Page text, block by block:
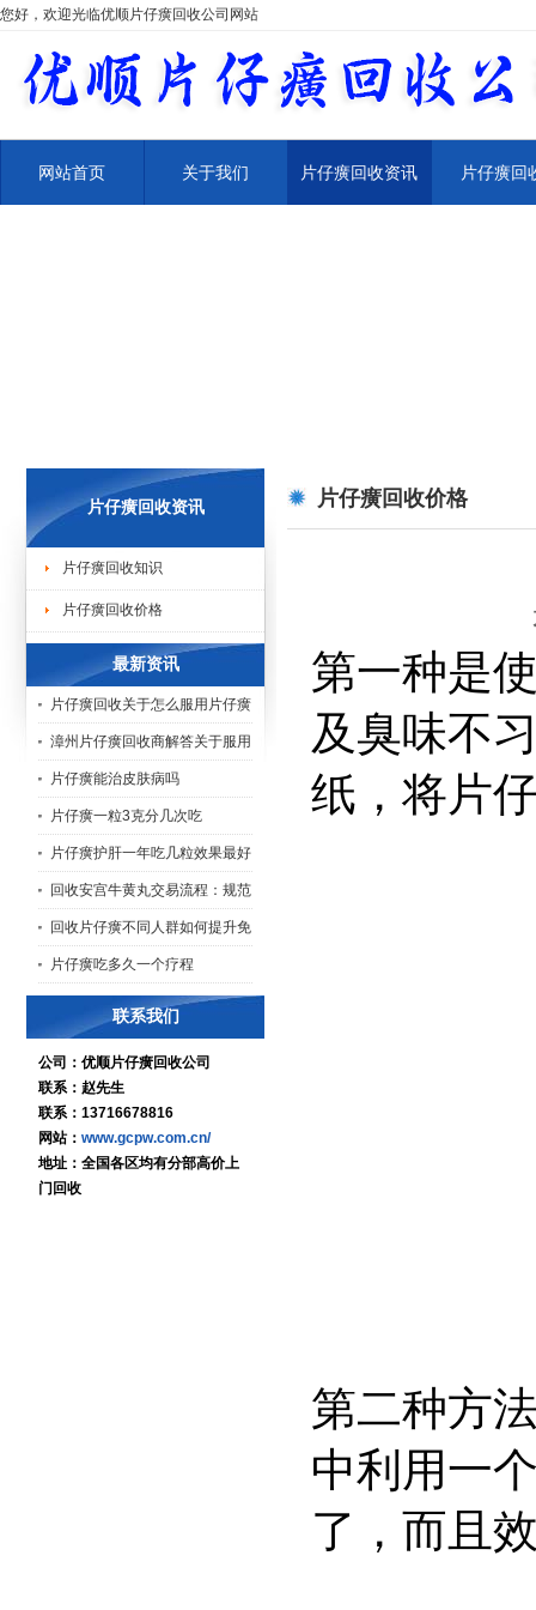
您好，欢迎光临优顺片仔癀回收公司网站
网站首页 关于我们 片仔癀回收资讯 片仔癀回
片仔癀回收资讯
片仔癀回收知识
片仔癀回收价格
最新资讯
片仔癀回收关于怎么服用片仔癀
漳州片仔癀回收商解答关于服用
片仔癀能治皮肤病吗
片仔癀一粒3克分几次吃
片仔癀护肝一年吃几粒效果最好
回收安宫牛黄丸交易流程：规范
回收片仔癀不同人群如何提升免
片仔癀吃多久一个疗程
联系我们
公司：优顺片仔癀回收公司
联系：赵先生
联系：13716678816
网站： www.gcpw.com.cn/
地址：全国各区均有分部高价上
门回收
片仔癀回收价格
第一种是
及臭味不
纸，将片
第二种方
中利用一
了，而且